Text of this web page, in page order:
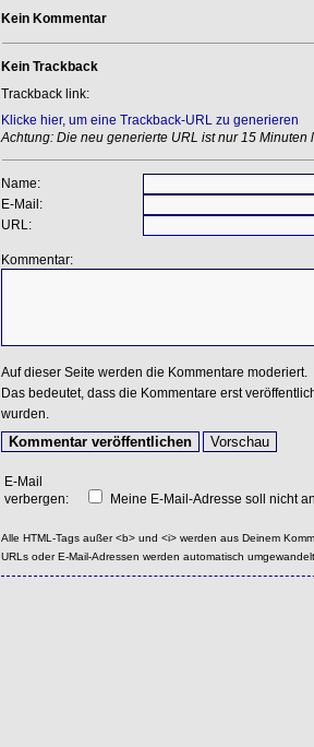
Kein Kommentar
Kein Trackback
Trackback link:
Klicke hier, um eine Trackback-URL zu generieren
Achtung: Die neu generierte URL ist nur 15
Name:
E-Mail:
URL:
Kommentar:
Auf dieser Seite werden die Kommentare moderiert.
Das bedeutet, dass die Kommentare erst
wurden.
E-Mail
verbergen:
Meine E-Mail-Adresse soll nicht
Alle HTML-Tags außer <b> und <i> werden aus Deinem
URLs oder E-Mail-Adressen werden automatisch umgewandelt.